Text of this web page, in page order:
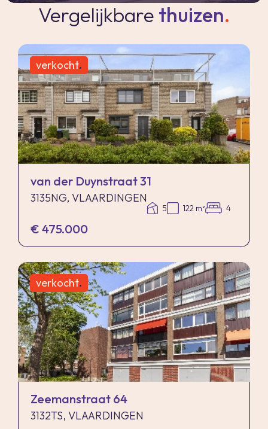
Vergelijkbare thuizen.
verkocht.
van der Duynstraat 31
3135NG, VLAARDINGEN
5 122 m² 4
€ 475.000
verkocht.
Zeemanstraat 64
3132TS, VLAARDINGEN